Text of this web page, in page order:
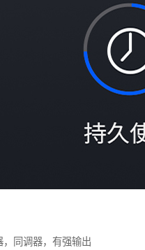
同调器，有强输出